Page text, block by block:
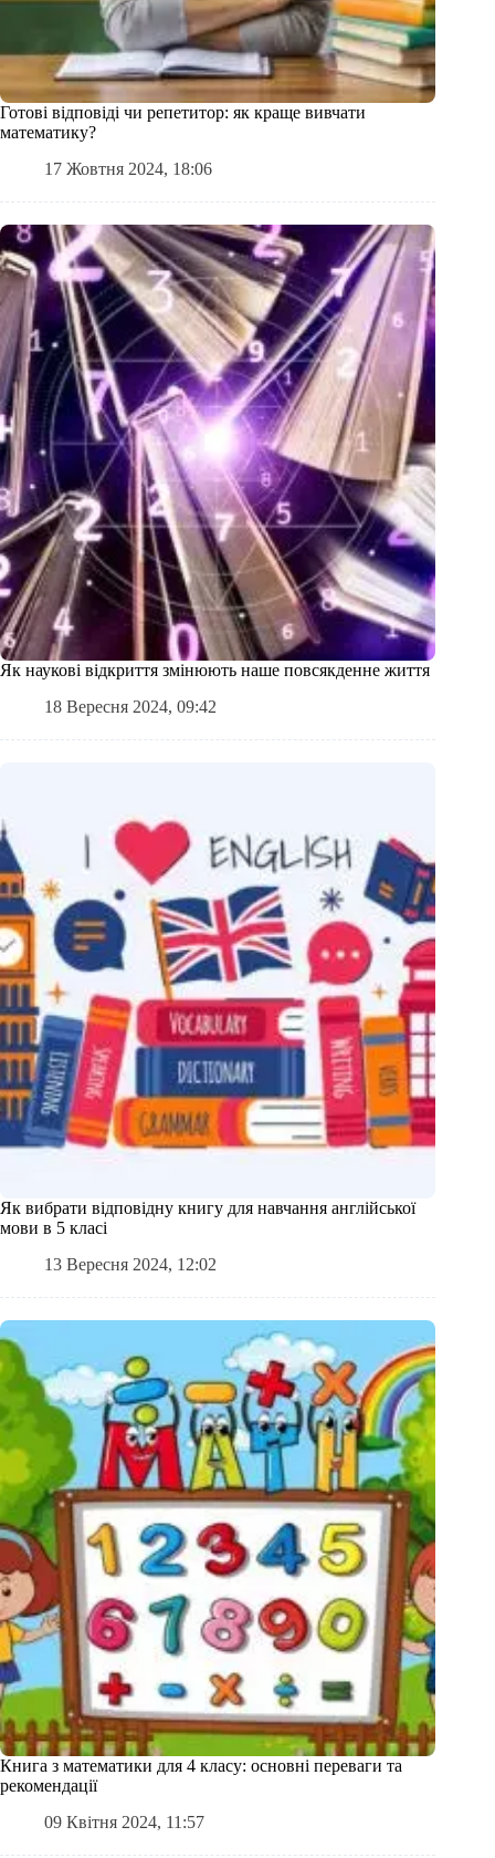
Готові відповіді чи репетитор: як краще вивчати
математику?
17 Жовтня 2024, 18:06
Як наукові відкриття змінюють наше повсякденне життя
18 Вересня 2024, 09:42
Як вибрати відповідну книгу для навчання англійської
мови в 5 класі
13 Вересня 2024, 12:02
Книга з математики для 4 класу: основні переваги та
рекомендації
09 Квітня 2024, 11:57